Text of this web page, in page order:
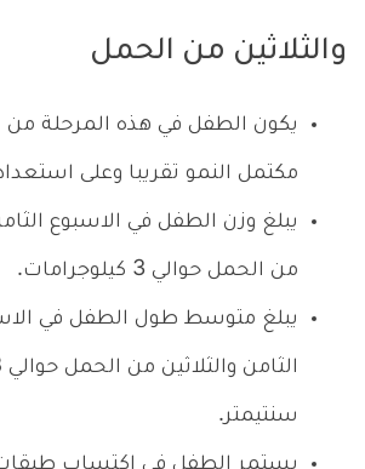
والثلاثين من الحمل
يكون الطفل في هذه المرحلة من
مكتمل النمو تقريبا وعلى
يبلغ وزن الطفل في الاسبوع
من الحمل حوالي 3 كيلوجرامات.
يبلغ متوسط طول الطفل في
سنتيمتر.